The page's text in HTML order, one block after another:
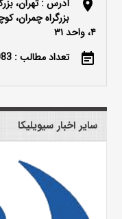
location_on
آدرس : تهران،
۴، واحد ۳۱
event_note تعداد مطالب : 5083
سایر اخبار سیویلیکا